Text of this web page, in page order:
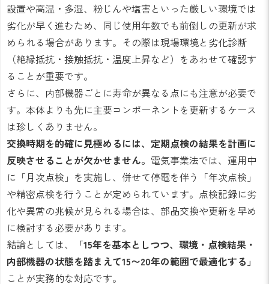
設置や高温・多湿、粉じんや塩害といった厳しい環境では
劣化が早く進むため、同じ使用年数でも前倒しの更新が求
められる場合があります。その際は現場環境と劣化診断
（絶縁抵抗・接触抵抗・温度上昇など）をあわせて確認す
ることが重要です。
さらに、内部機器ごとに寿命が異なる点にも注意が必要で
す。本体よりも先に主要コンポーネントを更新するケース
は珍しくありません。
交換時期を的確に見極めるには、定期点検の結果を計画に
反映させることが欠かせません。 電気事業法では、運用中
に「月次点検」を実施し、併せて停電を伴う「年次点検」
や精密点検を行うことが定められています。点検記録に劣
化や異常の兆候が見られる場合は、部品交換や更新を早め
に検討する必要があります。
結論としては、
「15年を基本としつつ、環境・点検結果・
内部機器の状態を踏まえて15〜20年の範囲で最適化する」
ことが実務的な対応です。